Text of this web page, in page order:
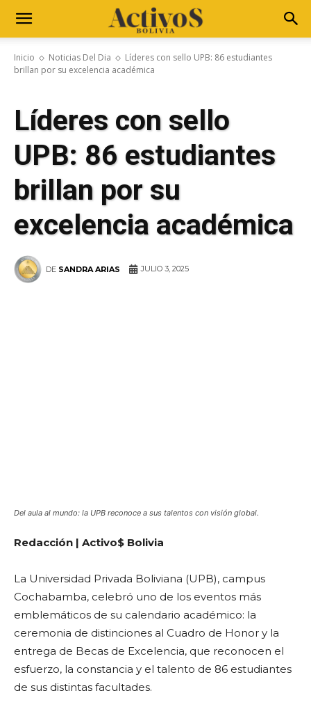
Inicio Noticias Del Dia
Líderes con sello UPB: 86 estudiantes
brillan por su excelencia académica
Líderes con sello
UPB: 86 estudiantes
brillan por su
excelencia académica
DE SANDRA ARIAS JULIO 3, 2025
Del aula al mundo: la UPB reconoce a sus talentos con visión global.
Redacción | Activo$ Bolivia
La Universidad Privada Boliviana (UPB), campus
Cochabamba, celebró uno de los eventos más
emblemáticos de su calendario académico: la
ceremonia de distinciones al Cuadro de Honor y la
entrega de Becas de Excelencia, que reconocen el
esfuerzo, la constancia y el talento de 86 estudiantes
de sus distintas facultades.